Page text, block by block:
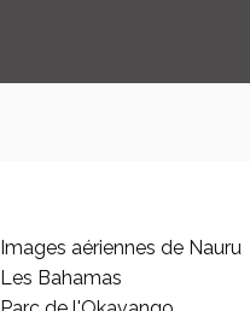
Images aériennes de Nauru
Les Bahamas